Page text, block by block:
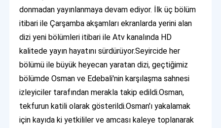
donmadan yayınlanmaya devam ediyor. İlk üç bölüm
itibari ile Çarşamba akşamları ekranlarda yerini alan
dizi yeni bölümleri itibari ile Atv kanalında HD
kalitede yayın hayatını sürdürüyor.Seyircide her
bölümü ile büyük heyecan yaratan dizi, geçtiğimiz
bölümde Osman ve Edebali'nin karşılaşma sahnesi
izleyiciler tarafından merakla takip edildi.Osman,
tekfurun katili olarak gösterildi.Osman'ı yakalamak
için kayıda ki yetkililer ve amcası kaleye toplanarak